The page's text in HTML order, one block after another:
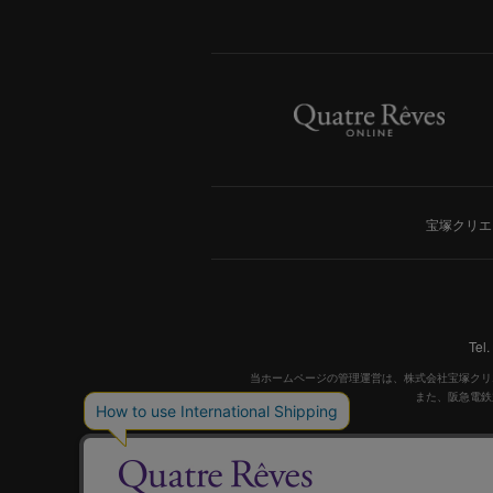
宝塚クリ
当ホームページの管理運営は、株式会社宝塚ク
また、阪急電